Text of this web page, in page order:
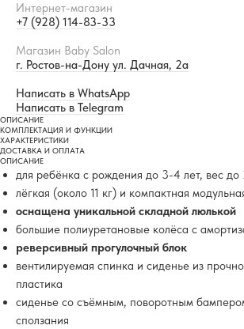
Интернет-магазин
+7 (928) 114-83-33
Магазин Baby Salon
г. Ростов-на-Дону ул. Дачная, 2а
Написать в WhatsApp
Написать в Telegram
ОПИСАНИЕ
КОМПЛЕКТАЦИЯ И ФУНКЦИИ
ХАРАКТЕРИСТИКИ
ДОСТАВКА И ОПЛАТА
ОПИСАНИЕ
для ребёнка с рождения до 3-4 лет, вес до
лёгкая (около 11 кг) и компактная
оснащена уникальной складной люлькой
большие полиуретановые колёса с
реверсивный прогулочный блок
вентилируемая спинка и сиденье из
пластика
сиденье со съёмным, поворотным
сползания